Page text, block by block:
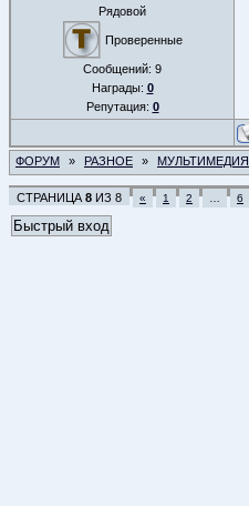
Рядовой
Проверенные
Сообщений: 9
Награды: 0
Репутация: 0
ФОРУМ » РАЗНОЕ » МУЛЬТИМЕДИЯ
СТРАНИЦА 8 ИЗ 8 « 1 2 6